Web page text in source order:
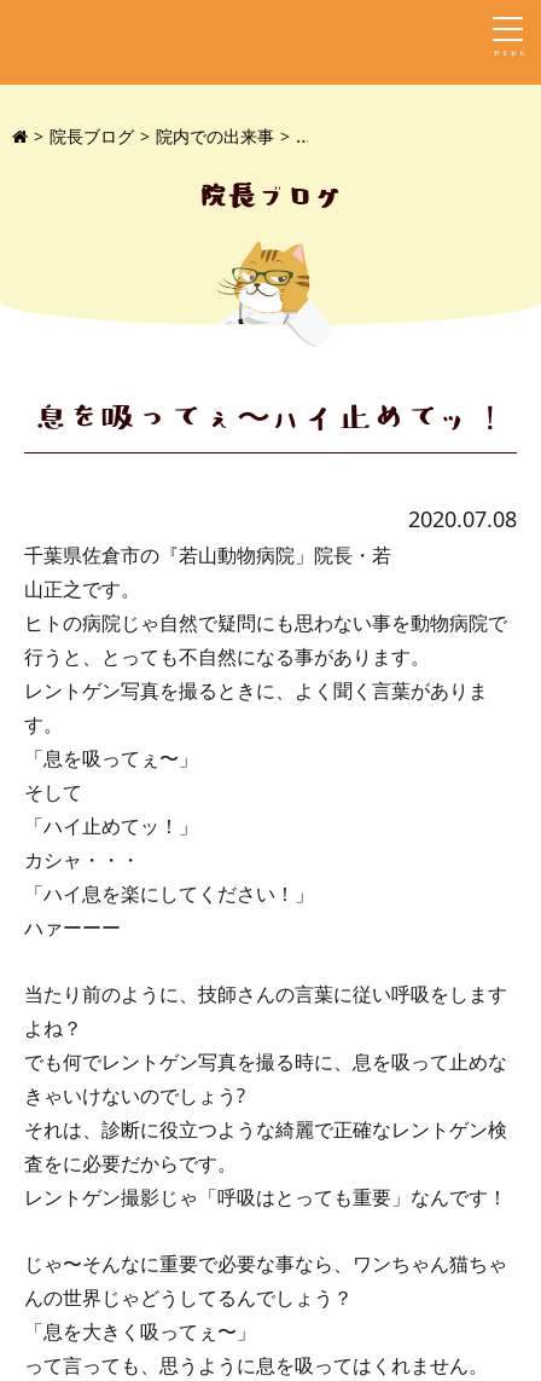
MENU
院長ブログ 院内での出来事 息を吸ってぇ〜ハイ止めてッ！
院長ブログ
息を吸ってぇ〜ハイ止めてッ！
2020.07.08
千葉県佐倉市の『若山動物病院」院長・若
山正之です。
ヒトの病院じゃ自然で疑問にも思わない事を動物病院で
行うと、とっても不自然になる事があります。
レントゲン写真を撮るときに、よく聞く言葉がありま
す。
「息を吸ってぇ〜」
そして
「ハイ止めてッ！」
カシャ・・・
「ハイ息を楽にしてください！」
ハァーーー
当たり前のように、技師さんの言葉に従い呼吸をします
よね？
でも何でレントゲン写真を撮る時に、息を吸って止めな
きゃいけないのでしょう?
それは、診断に役立つような綺麗で正確なレントゲン検
査をに必要だからです。
レントゲン撮影じゃ「呼吸はとっても重要」なんです！
じゃ〜そんなに重要で必要な事なら、ワンちゃん猫ちゃ
んの世界じゃどうしてるんでしょう？
「息を大きく吸ってぇ〜」
って言っても、思うように息を吸ってはくれません。